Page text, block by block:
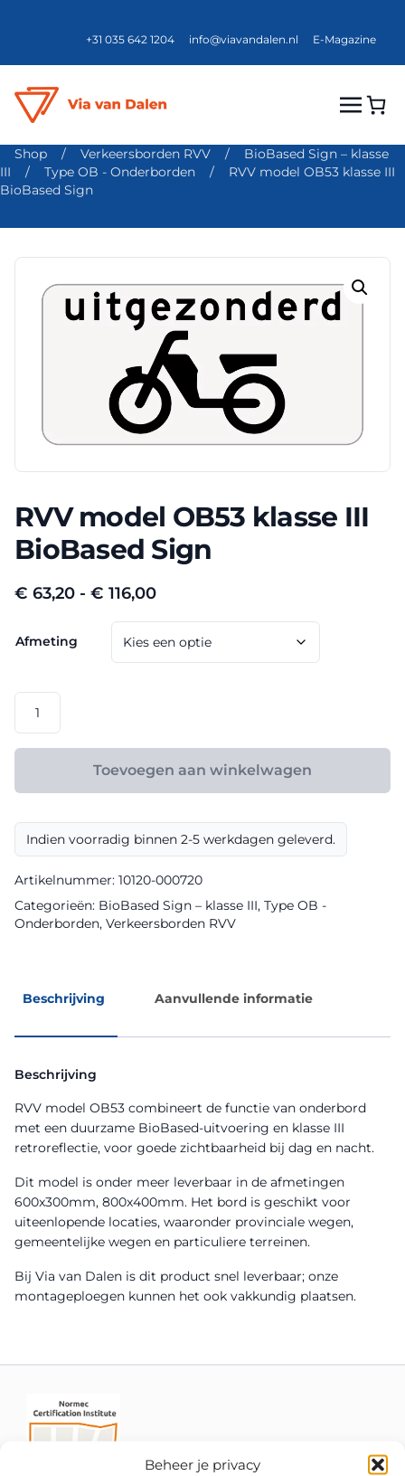
Beheer je privacy
+31 035 642 1204 info@viavandalen.nl E-Magazine
Shop / Verkeersborden RVV /
BioBased Sign – klasse
III
/ Type OB - Onderborden /
RVV model OB53 klasse III
BioBased Sign
RVV model OB53 klasse III
BioBased Sign
€ 63,20 - € 116,00Prijsklasse:
€ 63,20
tot
€ 116,00
Afmeting
OB53
III
Sign
aantal
Toevoegen aan winkelwagen
Indien voorradig binnen 2-5 werkdagen geleverd.
Artikelnummer: 10120-000720
Categorieën: BioBased Sign – klasse III, Type OB -
Onderborden, Verkeersborden RVV
Beschrijving Aanvullende informatie
Beschrijving
RVV model OB53 combineert de functie van onderbord
met een duurzame BioBased-uitvoering en klasse III
retroreflectie, voor goede zichtbaarheid bij dag en nacht.
Dit model is onder meer leverbaar in de afmetingen
600x300mm, 800x400mm. Het bord is geschikt voor
uiteenlopende locaties, waaronder provinciale wegen,
gemeentelijke wegen en particuliere terreinen.
Bij Via van Dalen is dit product snel leverbaar; onze
montageploegen kunnen het ook vakkundig plaatsen.